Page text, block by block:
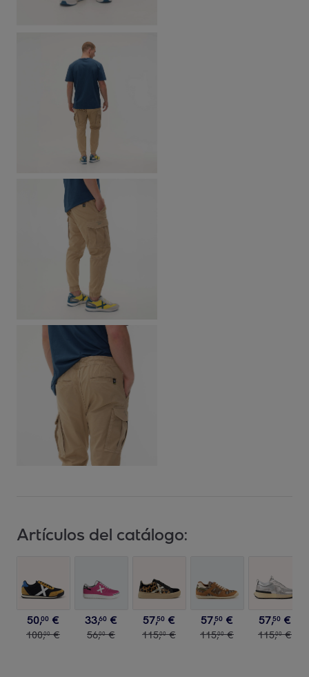
Artículos del catálogo:
50,00 €
100,00 €
33,60 €
56,00 €
57,50 €
115,00 €
57,50 €
115,00 €
57,50 €
115,00 €